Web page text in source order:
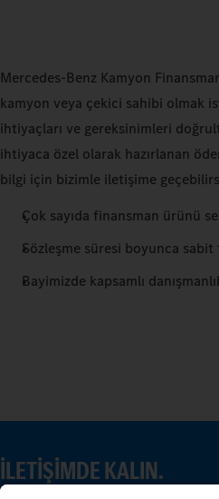
Mercedes-Benz Kamyon
kamyon veya çekici sahibi olmak
ihtiyaçları ve gereksinimleri
ihtiyaca özel olarak hazırlanan
bilgi için bizimle iletişime
Çok sayıda finansman ürünü
Sözleşme süresi boyunca sabit
Bayimizde kapsamlı
İLETIŞIMDE KALIN.